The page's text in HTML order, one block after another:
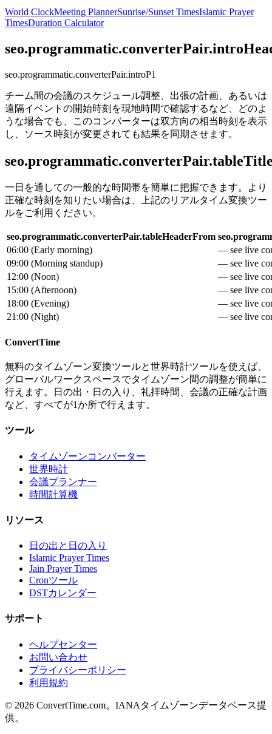
World ClockMeeting PlannerSunrise/Sunset TimesIslamic Prayer
TimesDuration Calculator
seo.programmatic.converterPair.introP1
チーム間の会議のスケジュール調整、出張の計画、あるいは
遠隔イベントの開始時刻を現地時間で確認するなど、どのよ
うな場合でも、このコンバーターは双方向の相当時刻を表示
し、ソース時刻が変更されても結果を同期させます。
一日を通しての一般的な時間帯を簡単に把握できます。より
正確な時刻を知りたい場合は、上記のリアルタイム変換ツー
ルをご利用ください。
seo.programmatic.converterPair.tableHeaderFrom
06:00 (Early morning)
— see live
09:00 (Morning standup)
— see live
12:00 (Noon)
— see live
15:00 (Afternoon)
— see live
18:00 (Evening)
— see live
21:00 (Night) — see live
ConvertTime
無料のタイムゾーン変換ツールと世界時計ツールを使えば、
グローバルワークスペースでタイムゾーン間の調整が簡単に
行えます。日の出・日の入り、礼拝時間、会議の正確な計画
など、すべてが1か所で行えます。
ツール
タイムゾーンコンバーター
世界時計
会議プランナー
時間計算機
リソース
日の出と日の入り
Islamic Prayer Times
Jain Prayer Times
Cronツール
DSTカレンダー
サポート
ヘルプセンター
お問い合わせ
プライバシーポリシー
利用規約
© 2026 ConvertTime.com。IANAタイムゾーンデータベース提
供。